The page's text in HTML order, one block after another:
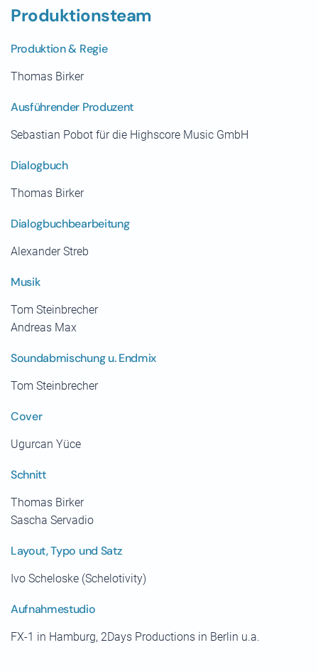
Produktionsteam
Produktion & Regie
Thomas Birker
Ausführender Produzent
Sebastian Pobot für die Highscore Music GmbH
Dialogbuch
Thomas Birker
Dialogbuchbearbeitung
Alexander Streb
Musik
Tom Steinbrecher
Andreas Max
Soundabmischung u. Endmix
Tom Steinbrecher
Cover
Ugurcan Yüce
Schnitt
Thomas Birker
Sascha Servadio
Layout, Typo und Satz
Ivo Scheloske (Schelotivity)
Aufnahmestudio
FX-1 in Hamburg, 2Days Productions in Berlin u.a.